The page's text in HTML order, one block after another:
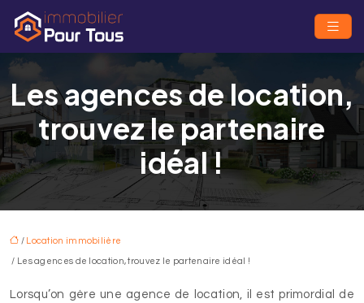
Les agences de location,
trouvez le partenaire
idéal !
/ Location immobilière
/ Les agences de location, trouvez le partenaire idéal !
Lorsqu’on gère une agence de location, il est primordial de